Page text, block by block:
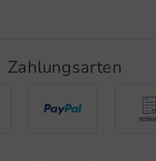
Zahlungsarten